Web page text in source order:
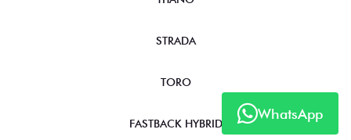
WhatsApp
STRADA
TORO
FASTBACK HYBRID